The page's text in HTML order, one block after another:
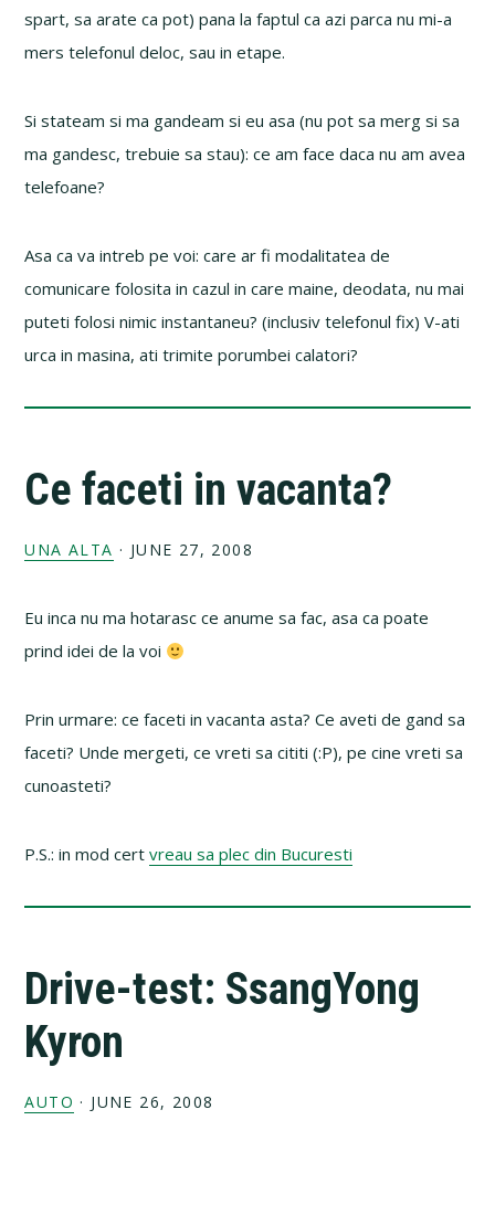
spart, sa arate ca pot) pana la faptul ca azi parca nu mi-a
mers telefonul deloc, sau in etape.
Si stateam si ma gandeam si eu asa (nu pot sa merg si sa
ma gandesc, trebuie sa stau): ce am face daca nu am avea
telefoane?
Asa ca va intreb pe voi: care ar fi modalitatea de
comunicare folosita in cazul in care maine, deodata, nu mai
puteti folosi nimic instantaneu? (inclusiv telefonul fix) V-ati
urca in masina, ati trimite porumbei calatori?
Ce faceti in vacanta?
UNA ALTA · JUNE 27, 2008
Eu inca nu ma hotarasc ce anume sa fac, asa ca poate
prind idei de la voi
Prin urmare: ce faceti in vacanta asta? Ce aveti de gand sa
faceti? Unde mergeti, ce vreti sa cititi (:P), pe cine vreti sa
cunoasteti?
P.S.: in mod certvreau sa plec din Bucuresti
Drive-test: SsangYong
Kyron
AUTO · JUNE 26, 2008